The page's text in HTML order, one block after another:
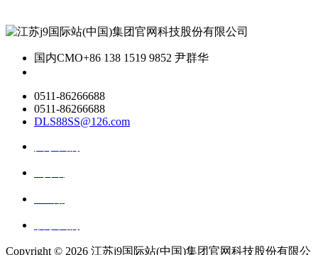
国内CMO+86 138 1519 9852 尹群华
0511-86266688
0511-86266688
DLS88SS@126.com
Copyright © 2026 江苏j9国际站(中国)集团官网科技股份有限公